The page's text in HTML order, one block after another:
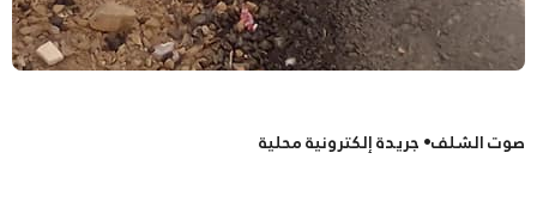
صوت الشلف• جريدة إلكترونية محلية